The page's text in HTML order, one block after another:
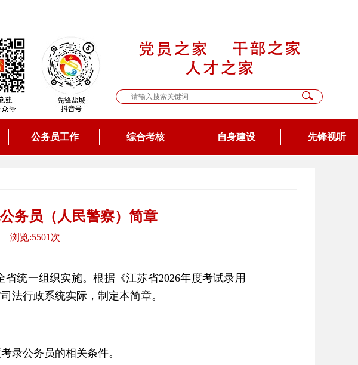
公务员工作 综合考核 自身建设 先锋视听
务员（人民警察）简章
浏览:5501次
统一组织实施。根据《江苏省2026年度考试录用
法行政系统实际，制定本简章。
录公务员的相关条件。